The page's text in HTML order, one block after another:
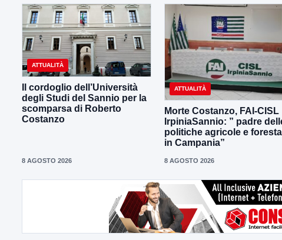
ATTUALITÀ
Il cordoglio dell’Università
degli Studi del Sannio per la
scomparsa di Roberto
Costanzo
8 AGOSTO 2026
ATTUALITÀ
Morte Costanzo, FAI-CISL
IrpiniaSannio: ” padre
politiche agricole e
in Campania”
8 AGOSTO 2026